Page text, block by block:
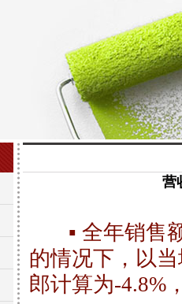
营
▪ 全年销售
的情况下，以
郎计算为-4.8%